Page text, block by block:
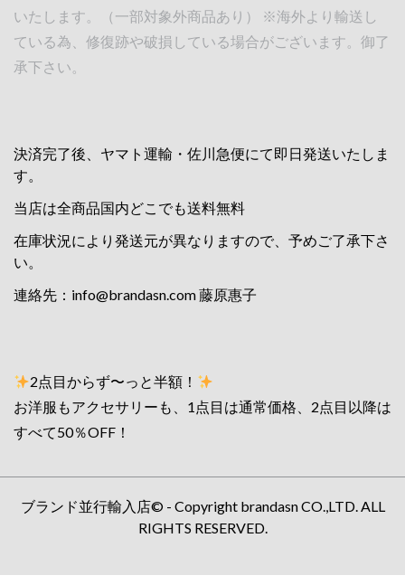
いたします。（一部対象外商品あり） ※海外より輸送し
ている為、修復跡や破損している場合がございます。御了
承下さい。
決済完了後、ヤマト運輸・佐川急便にて即日発送いたしま
す。
当店は全商品国内どこでも送料無料
在庫状況により発送元が異なりますので、予めご了承下さ
い。
連絡先： info@brandasn.com藤原惠子
2点目からず〜っと半額！
お洋服もアクセサリーも、1点目は通常価格、2点目以降は
すべて50％OFF！
ブランド並行輸入店© - Copyright brandasn CO.,LTD. ALL
RIGHTS RESERVED.